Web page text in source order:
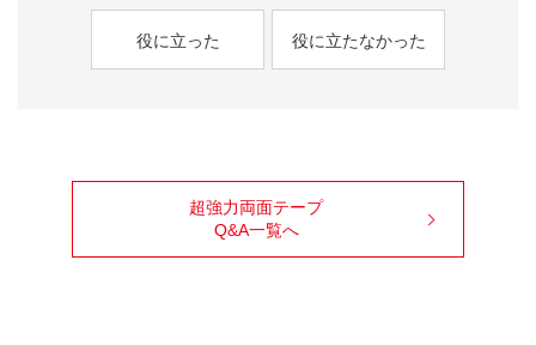
役に立った 役に立たなかった
超強力両面テープ
Q&A一覧へ